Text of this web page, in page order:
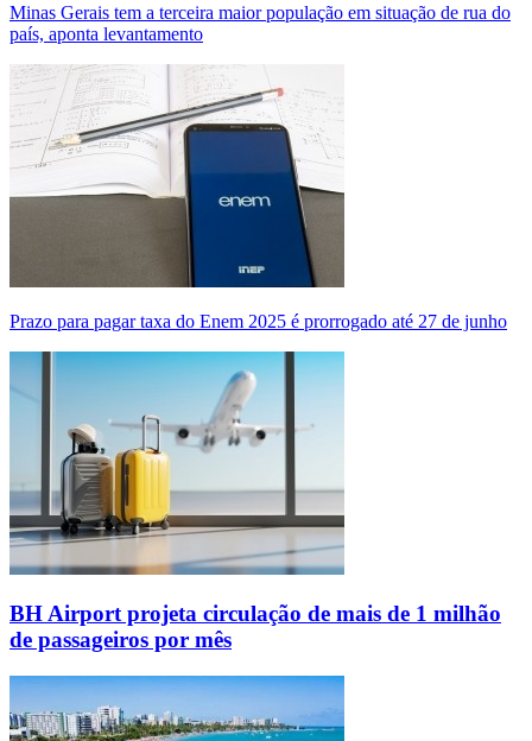
Minas Gerais tem a terceira maior população em situação de rua do
país, aponta levantamento
Prazo para pagar taxa do Enem 2025 é prorrogado até 27 de junho
BH Airport projeta circulação de mais de 1 milhão
de passageiros por mês